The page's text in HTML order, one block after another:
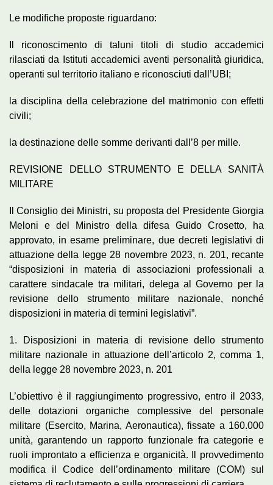
Le modifiche proposte riguardano:
Il riconoscimento di taluni titoli di studio accademici
rilasciati da Istituti accademici aventi personalità giuridica,
operanti sul territorio italiano e riconosciuti dall’UBI;
la disciplina della celebrazione del matrimonio con effetti
civili;
la destinazione delle somme derivanti dall’8 per mille.
REVISIONE DELLO STRUMENTO E DELLA SANITÀ
MILITARE
Il Consiglio dei Ministri, su proposta del Presidente Giorgia
Meloni e del Ministro della difesa Guido Crosetto, ha
approvato, in esame preliminare, due decreti legislativi di
attuazione della legge 28 novembre 2023, n. 201, recante
“disposizioni in materia di associazioni professionali a
carattere sindacale tra militari, delega al Governo per la
revisione dello strumento militare nazionale, nonché
disposizioni in materia di termini legislativi”.
1. Disposizioni in materia di revisione dello strumento
militare nazionale in attuazione dell’articolo 2, comma 1,
della legge 28 novembre 2023, n. 201
L’obiettivo è il raggiungimento progressivo, entro il 2033,
delle dotazioni organiche complessive del personale
militare (Esercito, Marina, Aeronautica), fissate a 160.000
unità, garantendo un rapporto funzionale fra categorie e
ruoli improntato a efficienza e organicità. Il provvedimento
modifica il Codice dell’ordinamento militare (COM) sul